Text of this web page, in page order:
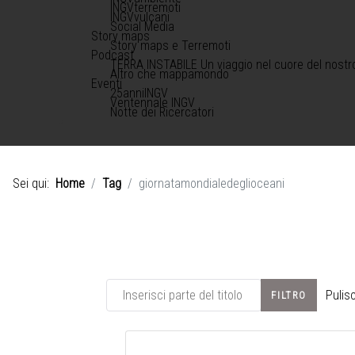
INGVterremoti
INGVvulcani
Social Media
Story maps
Story maps e Terremoti
Podcast
TERRA INSTABILE Un viaggio nel cuore del
Altro che mappamondo
Eventi
25anniINGV
Ventennale INGV
Notte dei Ricercatori
Sei qui: Home Tag giornatamondialedeglioceani
Inserisci parte del titolo FILTRO